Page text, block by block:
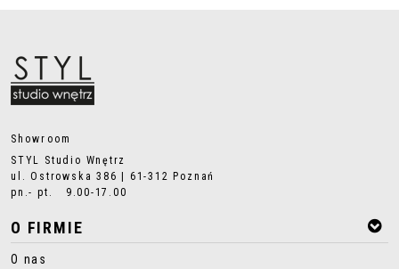
Showroom
STYL Studio Wnętrz
ul. Ostrowska 386 | 61-312 Poznań
pn.- pt. 9.00-17.00
O FIRMIE
O nas